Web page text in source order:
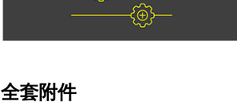
全套附件